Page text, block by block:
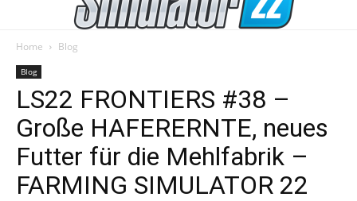
Simulator
Home Blog
Blog
LS22 FRONTIERS #38 –
Große HAFERERNTE, neues
Futter für die Mehlfabrik –
FARMING SIMULATOR 22